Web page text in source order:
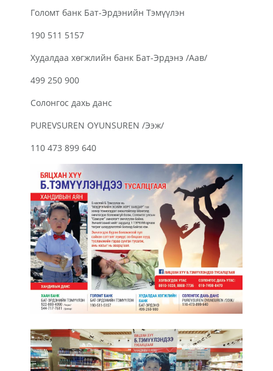
Голомт банк Бат-Эрдэнийн Тэмүүлэн
190 511 5157
Худалдаа хөгжлийн банк Бат-Эрдэнэ /Аав/
499 250 900
Солонгос дахь данс
PUREVSUREN OYUNSUREN /Ээж/
110 473 899 640